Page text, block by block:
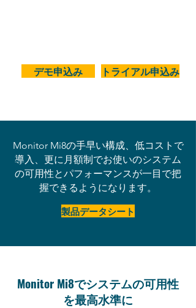
デモ申込み トライアル申込み
Monitor Mi8の手早い構成、低コストで
導入、更に月額制でお使いのシステム
の可用性とパフォーマンスが一目で把
握できるようになります。
製品データシート
Monitor Mi8でシステムの可用性
を最高水準に